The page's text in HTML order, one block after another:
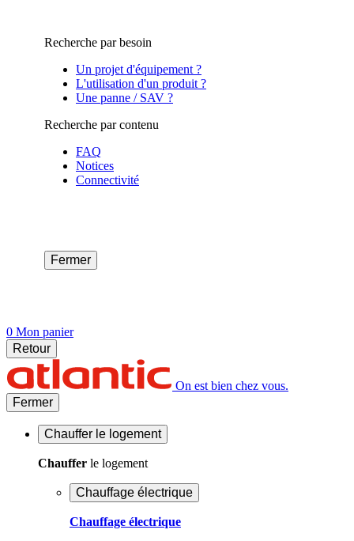
Recherche par besoin
Un projet d'équipement ?
L'utilisation d'un produit ?
Une panne / SAV ?
Recherche par contenu
FAQ
Notices
Connectivité
Fermer
0 Mon panier
Retour
On est bien chez vous.
Fermer
Chauffer le logement
Chauffer le logement
Chauffage électrique
Chauffage électrique